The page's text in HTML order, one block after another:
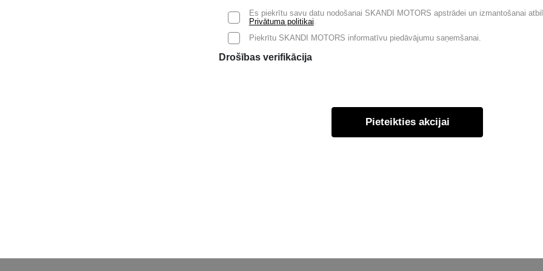
Es piekrītu savu datu nodošanai SKANDI MOTORS apstrādei un izmantošanai
Privātuma politikai.
Piekrītu SKANDI MOTORS informatīvu piedāvājumu saņemšanai.
Drošības verifikācija
Pieteikties akcijai